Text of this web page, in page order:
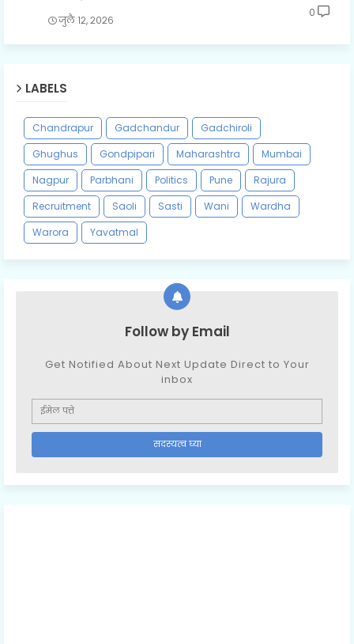
जुलै १२, २०२६
0
LABELS
Chandrapur Gadchandur
Gadchiroli
Ghughus
Gondpipari Maharashtra
Mumbai
Nagpur
Parbhani Politics Pune
Rajura
Recruitment
Saoli Sasti Wani
Wardha
Warora
Yavatmal
Follow by Email
Get Notified About Next Update Direct to Your
inbox